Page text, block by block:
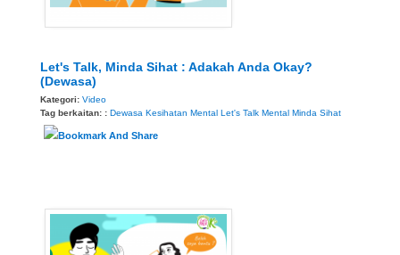
Let's Talk, Minda Sihat : Adakah Anda Okay?
(Dewasa)
Kategori: Video
Tag berkaitan: : Dewasa Kesihatan Mental Let's Talk Mental Minda Sihat